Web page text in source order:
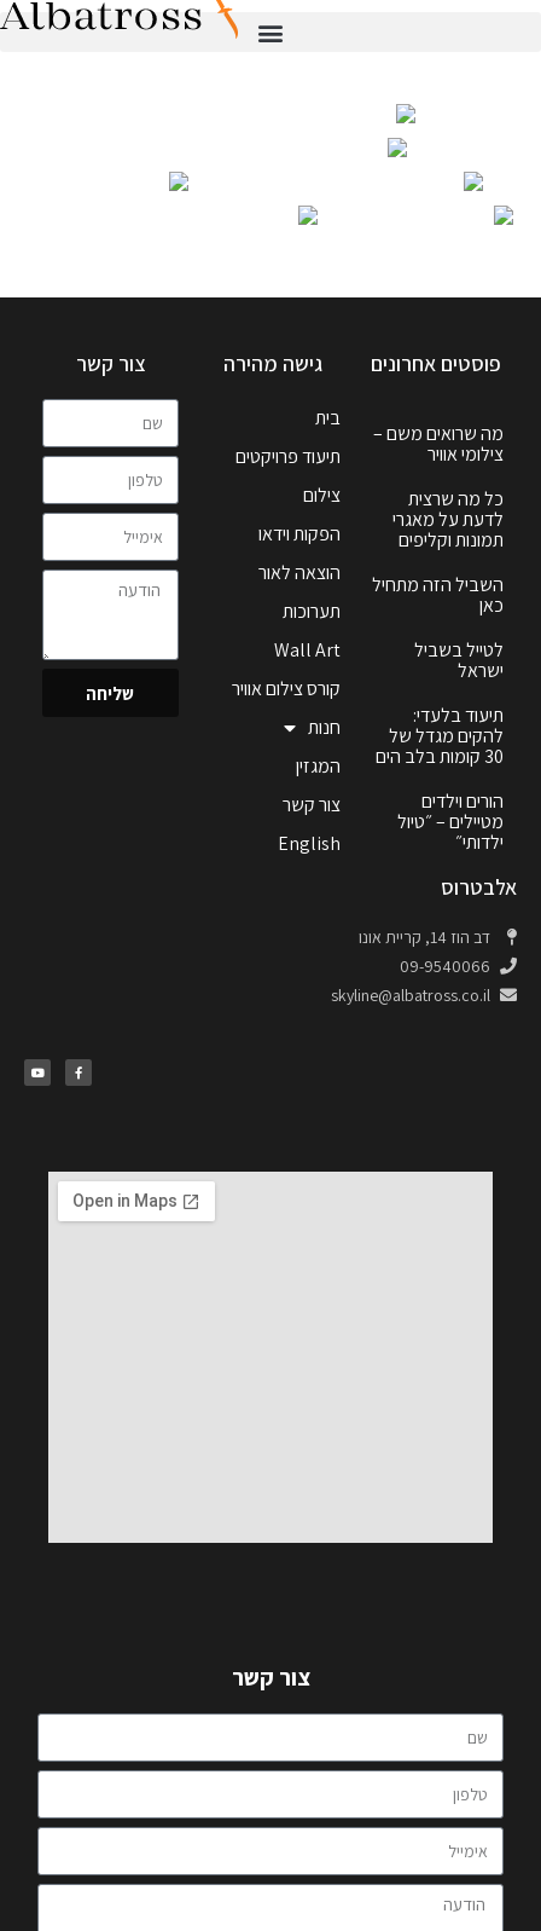
פוסטים אחרונים
מה שרואים משם –
צילומי אוויר
כל מה שרצית
לדעת על מאגרי
תמונות וקליפים
השביל הזה מתחיל
כאן
לטייל בשביל
ישראל
תיעוד בלעדי:
להקים מגדל של
30 קומות בלב הים
הורים וילדים
מטיילים – ״טיול
ילדותי״
גישה מהירה
בית
תיעוד פרויקטים
צילום
הפקות וידאו
הוצאה לאור
תערוכות
Wall Art
קורס צילום אוויר
חנות
המגזין
צור קשר
English
צור קשר
שליחה
אלבטרוס
דב הוז 14, קריית אונו
09-9540066
skyline@albatross.co.il
צור קשר